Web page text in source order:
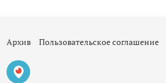
Архив Пользовательское соглашение